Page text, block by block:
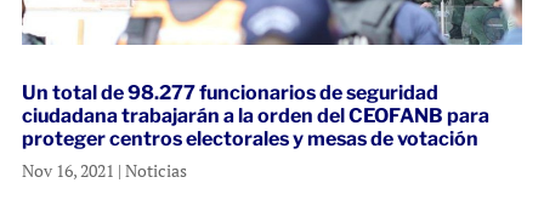
Un total de 98.277 funcionarios de seguridad
ciudadana trabajarán a la orden del CEOFANB para
proteger centros electorales y mesas de votación
Nov 16, 2021 | Noticias